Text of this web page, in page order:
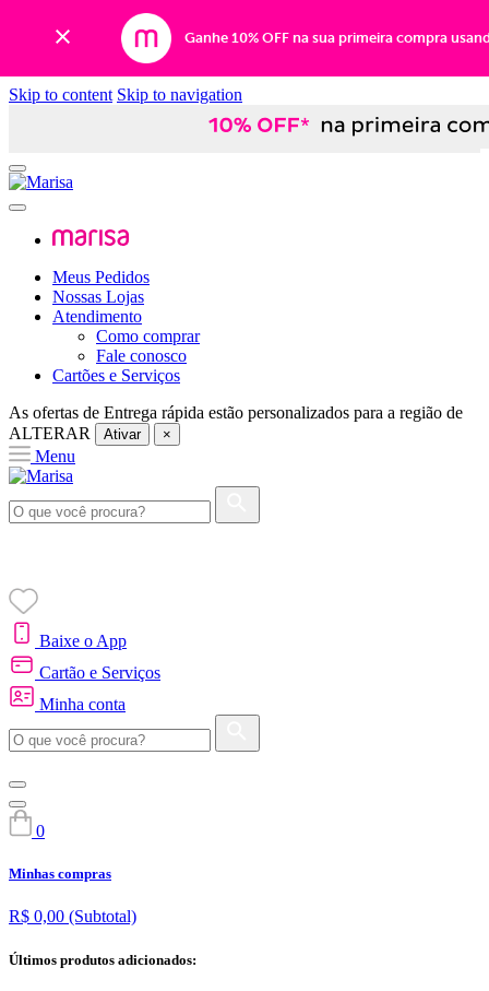
Ganhe 10% OFF na sua primeira compra
Skip to content Skip to navigation
Meus Pedidos
Nossas Lojas
Atendimento
Como comprar
Fale conosco
Cartões e Serviços
As ofertas de Entrega rápida estão personalizados para a região de
ALTERAR
Ativar ×
Menu
Baixe o App
Cartão e Serviços
Minha conta
0
Minhas compras
R$ 0,00 (Subtotal)
Últimos produtos adicionados: